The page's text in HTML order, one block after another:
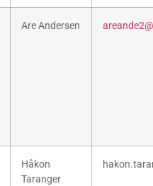
Are Andersen areand
Håkon
Taranger